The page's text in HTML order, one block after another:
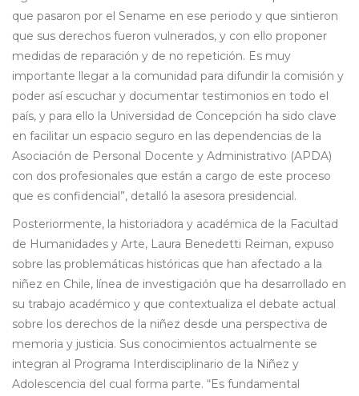
que pasaron por el Sename en ese periodo y que sintieron
que sus derechos fueron vulnerados, y con ello proponer
medidas de reparación y de no repetición. Es muy
importante llegar a la comunidad para difundir la comisión y
poder así escuchar y documentar testimonios en todo el
país, y para ello la Universidad de Concepción ha sido clave
en facilitar un espacio seguro en las dependencias de la
Asociación de Personal Docente y Administrativo (APDA)
con dos profesionales que están a cargo de este proceso
que es confidencial”, detalló la asesora presidencial.
Posteriormente, la historiadora y académica de la Facultad
de Humanidades y Arte, Laura Benedetti Reiman, expuso
sobre las problemáticas históricas que han afectado a la
niñez en Chile, línea de investigación que ha desarrollado en
su trabajo académico y que contextualiza el debate actual
sobre los derechos de la niñez desde una perspectiva de
memoria y justicia. Sus conocimientos actualmente se
integran al Programa Interdisciplinario de la Niñez y
Adolescencia del cual forma parte. “Es fundamental